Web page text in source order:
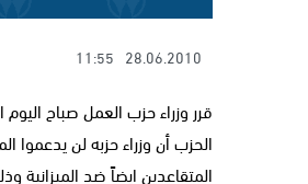
28.06.2010
11:55
قرر وزراء حزب العمل صباح
الحزب أن وزراء حزبه لن